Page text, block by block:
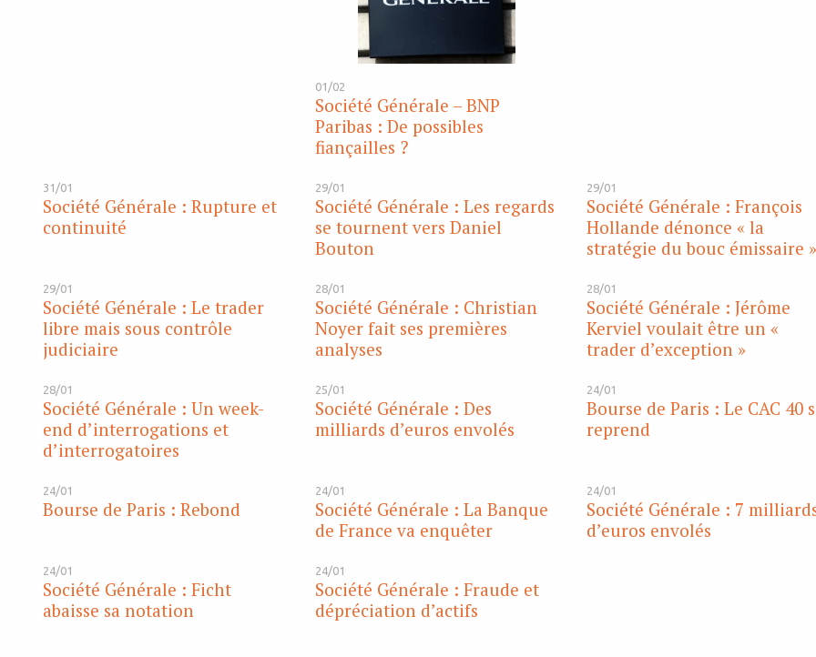
01/02
Société Générale – BNP
Paribas : De possibles
fiançailles ?
31/01
Société Générale : Rupture et
continuité
29/01
Société Générale : Les regards
se tournent vers Daniel
Bouton
29/01
Société Générale : François
Hollande dénonce « la
stratégie du bouc émissaire
29/01
Société Générale : Le trader
libre mais sous contrôle
judiciaire
28/01
Société Générale : Christian
Noyer fait ses premières
analyses
28/01
Société Générale : Jérôme
Kerviel voulait être un «
trader d’exception »
28/01
Société Générale : Un week-
end d’interrogations et
d’interrogatoires
25/01
Société Générale : Des
milliards d’euros envolés
24/01
Bourse de Paris : Le CAC 40
reprend
24/01
Bourse de Paris : Rebond
24/01
Société Générale : La Banque
de France va enquêter
24/01
Société Générale : 7
d’euros envolés
24/01
Société Générale : Ficht
abaisse sa notation
24/01
Société Générale : Fraude et
dépréciation d’actifs